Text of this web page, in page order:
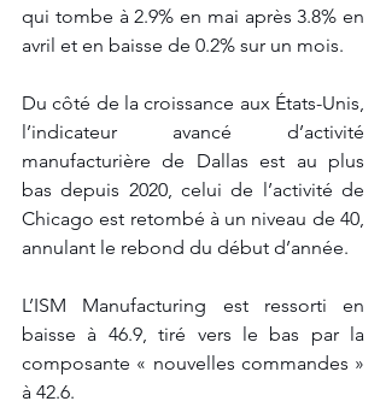
qui tombe à 2.9% en mai après 3.8% en
avril et en baisse de 0.2% sur un mois.
Du côté de la croissance aux États-Unis,
l’indicateur avancé d’activité
manufacturière de Dallas est au plus
bas depuis 2020, celui de l’activité de
Chicago est retombé à un niveau de 40,
annulant le rebond du début d’année.
L’ISM Manufacturing est ressorti en
baisse à 46.9, tiré vers le bas par la
composante « nouvelles commandes »
à 42.6.